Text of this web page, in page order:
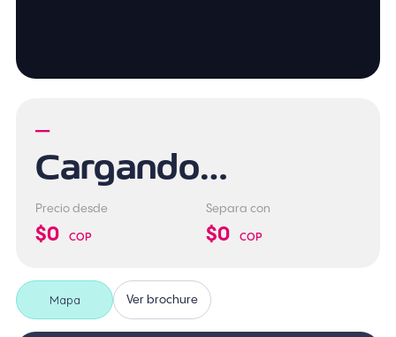
—
Cargando…
Precio desde
$0 COP
Separa con
$0 COP
Mapa Ver brochure